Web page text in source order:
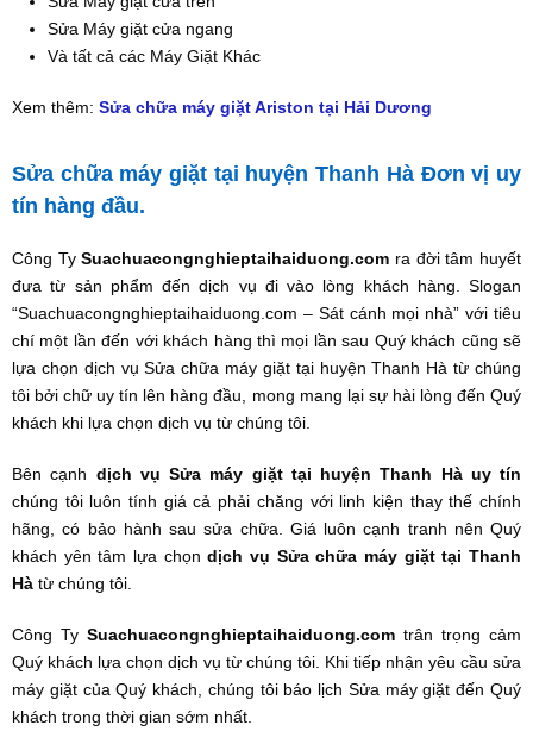
Sửa Máy giặt cửa ngang
Và tất cả các Máy Giặt Khác
Xem thêm: Sửa chữa máy giặt Ariston tại Hải Dương
Sửa chữa máy giặt tại huyện Thanh Hà Đơn vị uy
tín hàng đầu.
Công TySuachuacongnghieptaihaiduong.com ra đời tâm huyết
đưa từ sản phẩm đến dịch vụ đi vào lòng khách hàng. Slogan
“Suachuacongnghieptaihaiduong.com – Sát cánh mọi nhà” với tiêu
chí một lần đến với khách hàng thì mọi lần sau Quý khách cũng sẽ
lựa chọn dịch vụ Sửa chữa máy giặt tại huyện Thanh Hà từ chúng
tôi bởi chữ uy tín lên hàng đầu, mong mang lại sự hài lòng đến Quý
khách khi lựa chọn dịch vụ từ chúng tôi.
Bên cạnh dịch vụ Sửa máy giặt tại huyện Thanh Hà uy tín
chúng tôi luôn tính giá cả phải chăng với linh kiện thay thế chính
hãng, có bảo hành sau sửa chữa. Giá luôn cạnh tranh nên Quý
khách yên tâm lựa chọndịch vụ Sửa chữa máy giặt tại Thanh
Hà từ chúng tôi.
Công Ty Suachuacongnghieptaihaiduong.com trân trọng cảm
Quý khách lựa chọn dịch vụ từ chúng tôi. Khi tiếp nhận yêu cầu sửa
máy giặt của Quý khách, chúng tôi báo lịch Sửa máy giặt đến Quý
khách trong thời gian sớm nhất.